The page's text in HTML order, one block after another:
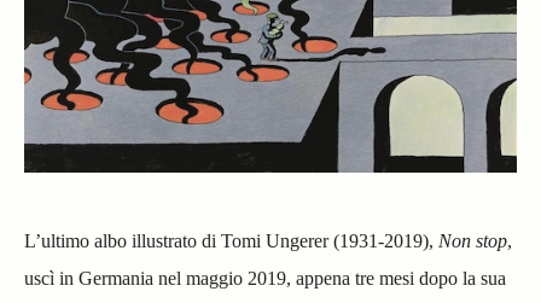
L’ultimo albo illustrato di Tomi Ungerer (1931-2019), Non stop,
uscì in Germania nel maggio 2019, appena tre mesi dopo la sua